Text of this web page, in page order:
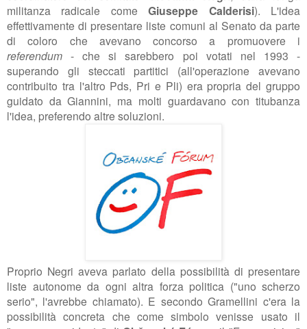
militanza radicale comeGiuseppe Calderisi). L'idea
effettivamente di presentare liste comuni al Senato da parte
di coloro che avevano concorso a promuovere i
referendum - che si sarebbero poi votati nel 1993 -
superando gli steccati partitici (all'operazione avevano
contribuito tra l'altro Pds, Pri e Pli) era propria del gruppo
guidato da Giannini, ma molti guardavano con titubanza
l'idea, preferendo altre soluzioni.
Proprio Negri aveva parlato della possibilità di presentare
liste autonome da ogni altra forza politica ("uno scherzo
serio", l'avrebbe chiamato). E secondo Gramellini c'era la
possibilità concreta che come simbolo venisse usato il